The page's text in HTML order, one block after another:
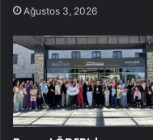
Ağustos 3, 2026